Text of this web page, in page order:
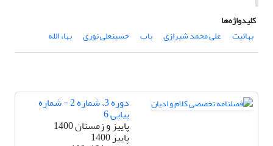
کلیدواژه‌ها
بهائیت
علی محمد شیرازی باب حسینعلی نوری بهاء الله
دوره 3، شماره 2 - شماره
پیاپی 6
پاییز و زمستان 1400
پاییز 1400